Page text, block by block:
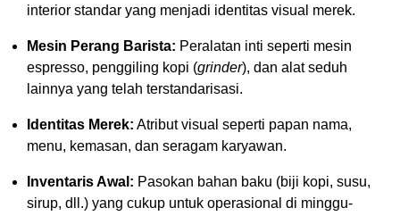
interior standar yang menjadi identitas visual merek.
Mesin Perang Barista: Peralatan inti seperti mesin
espresso, penggiling kopi (grinder), dan alat seduh
lainnya yang telah terstandarisasi.
Identitas Merek: Atribut visual seperti papan nama,
menu, kemasan, dan seragam karyawan.
Inventaris Awal: Pasokan bahan baku (biji kopi, susu,
sirup, dll.) yang cukup untuk operasional di minggu-